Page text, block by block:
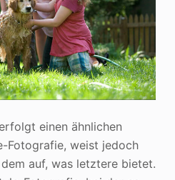
einen ähnlichen
Fotografie, weist jedoch
auf, was letztere bietet.